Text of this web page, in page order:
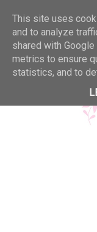
This site uses
and to analyze
shared with
metrics to ensure
statistics, and to